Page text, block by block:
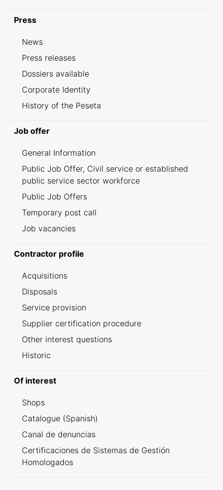
Press
News
Press releases
Dossiers available
Corporate Identity
History of the Peseta
Job offer
General Information
Public Job Offer, Civil service or established
public service sector workforce
Public Job Offers
Temporary post call
Job vacancies
Contractor profile
Acquisitions
Disposals
Service provision
Supplier certification procedure
Other interest questions
Historic
Of interest
Shops
Catalogue (Spanish)
Canal de denuncias
Certificaciones de Sistemas de Gestión
Homologados